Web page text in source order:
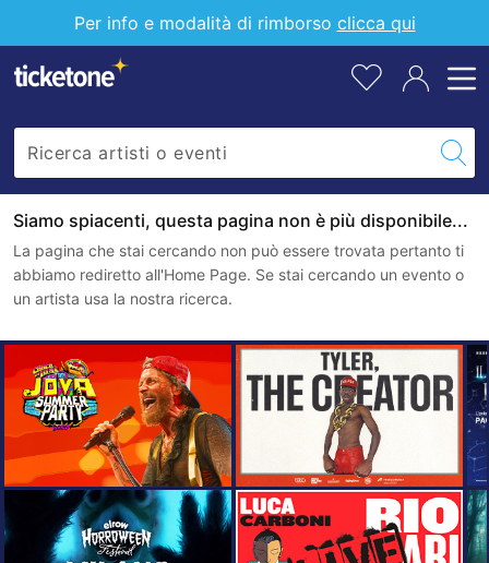
Per info e modalità di rimborso clicca qui
Siamo spiacenti, questa pagina non è più disponibile...
La pagina che stai cercando non può essere trovata pertanto ti
abbiamo rediretto all'Home Page. Se stai cercando un evento o
un artista usa la nostra ricerca.